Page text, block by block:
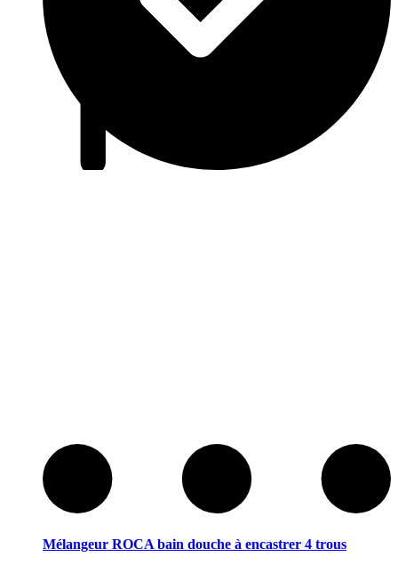
Mélangeur ROCA bain douche à encastrer 4 trous